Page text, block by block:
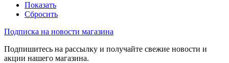
Показать
Сбросить
Подписка на новости магазина
Подпишитесь на рассылку и получайте свежие новости и
акции нашего магазина.